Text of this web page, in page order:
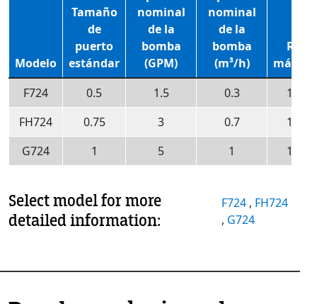
Modelo
Tamaño
de
puerto
estándar
nominal
de la
bomba
(GPM)
nominal
de la
bomba
(m³/h)
RPM
F724
0.5 1.5 0.3
1800
FH724
0.75 3 0.7
1800
G724
1 5 1 1200
Select model for more
detailed information:
F724 , FH724
, G724